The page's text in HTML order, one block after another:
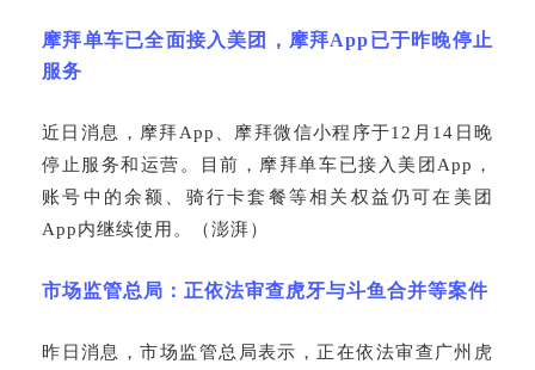
摩拜单车已全面接入美团，摩拜App已于昨晚停止
服务
近日消息，摩拜App、摩拜微信小程序于12月14日晚
停止服务和运营。目前，摩拜单车已接入美团App，
账号中的余额、骑行卡套餐等相关权益仍可在美团
App内继续使用。（澎湃）
市场监管总局：正依法审查虎牙与斗鱼合并等案件
昨日消息，市场监管总局表示，正在依法审查广州虎